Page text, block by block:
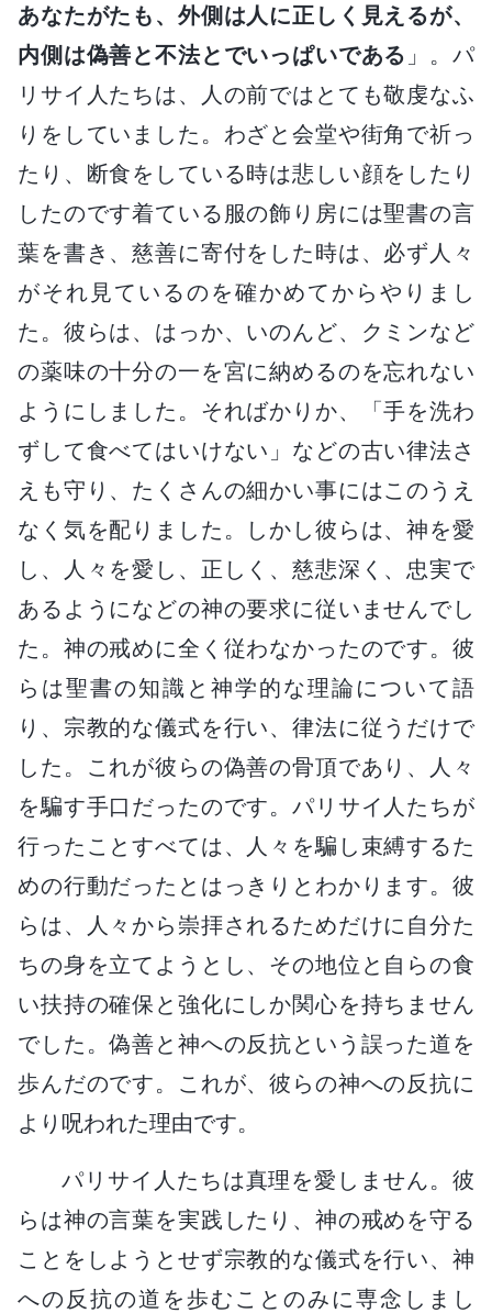
あなたがたも、外側は人に正しく見えるが、
内側は偽善と不法とでいっぱいである 」。パ
リサイ人たちは、人の前ではとても敬虔なふ
りをしていました。わざと会堂や街角で祈っ
たり、断食をしている時は悲しい顔をしたり
したのです着ている服の飾り房には聖書の言
葉を書き、慈善に寄付をした時は、必ず人々
がそれ見ているのを確かめてからやりまし
た。彼らは、はっか、いのんど、クミンなど
の薬味の十分の一を宮に納めるのを忘れない
ようにしました。そればかりか、「手を洗わ
ずして食べてはいけない」などの古い律法さ
えも守り、たくさんの細かい事にはこのうえ
なく気を配りました。しかし彼らは、神を愛
し、人々を愛し、正しく、慈悲深く、忠実で
あるようになどの神の要求に従いませんでし
た。神の戒めに全く従わなかったのです。彼
らは聖書の知識と神学的な理論について語
り、宗教的な儀式を行い、律法に従うだけで
した。これが彼らの偽善の骨頂であり、人々
を騙す手口だったのです。パリサイ人たちが
行ったことすべては、人々を騙し束縛するた
めの行動だったとはっきりとわかります。彼
らは、人々から崇拝されるためだけに自分た
ちの身を立てようとし、その地位と自らの食
い扶持の確保と強化にしか関心を持ちません
でした。偽善と神への反抗という誤った道を
歩んだのです。これが、彼らの神への反抗に
より呪われた理由です。
パリサイ人たちは真理を愛しません。彼
らは神の言葉を実践したり、神の戒めを守る
ことをしようとせず宗教的な儀式を行い、神
への反抗の道を歩むことのみに専念しまし